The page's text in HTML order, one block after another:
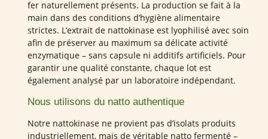
fer naturellement présents. La production se fait à la
main dans des conditions d’hygiène alimentaire
strictes. L’extrait de nattokinase est lyophilisé avec soin
afin de préserver au maximum sa délicate activité
enzymatique – sans capsule ni additifs artificiels. Pour
garantir une qualité constante, chaque lot est
également analysé par un laboratoire indépendant.
Nous utilisons du natto authentique
Notre nattokinase ne provient pas d’isolats produits
industriellement, mais de véritable natto fermenté –